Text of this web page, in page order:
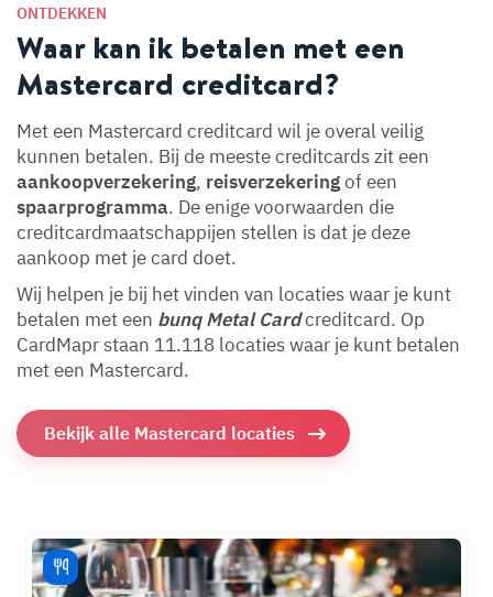
ONTDEKKEN
Waar kan ik betalen met een
Mastercard creditcard?
Met een Mastercard creditcard wil je overal veilig
kunnen betalen. Bij de meeste creditcards zit een
aankoopverzekering, reisverzekeringof een
spaarprogramma. De enige voorwaarden die
creditcardmaatschappijen stellen is dat je deze
aankoop met je card doet.
Wij helpen je bij het vinden van locaties waar je kunt
betalen met een bunq Metal Cardcreditcard. Op
CardMapr staan 11.118 locaties waar je kunt betalen
met een Mastercard.
Bekijk alle Mastercard locaties